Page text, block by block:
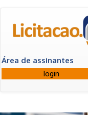
Área de assinantes